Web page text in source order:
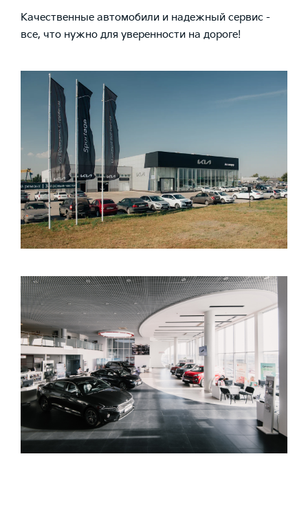
Качественные автомобили и надежный сервис -
все, что нужно для уверенности на дороге!